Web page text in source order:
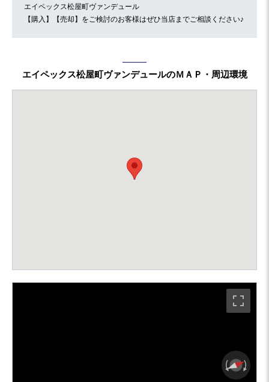
エイペックス松屋町ヴァンデュール
【購入】【売却】をご検討のお客様はぜひ当店までご相談ください♪
エイペックス松屋町ヴァンデュールのＭＡＰ・周辺環境